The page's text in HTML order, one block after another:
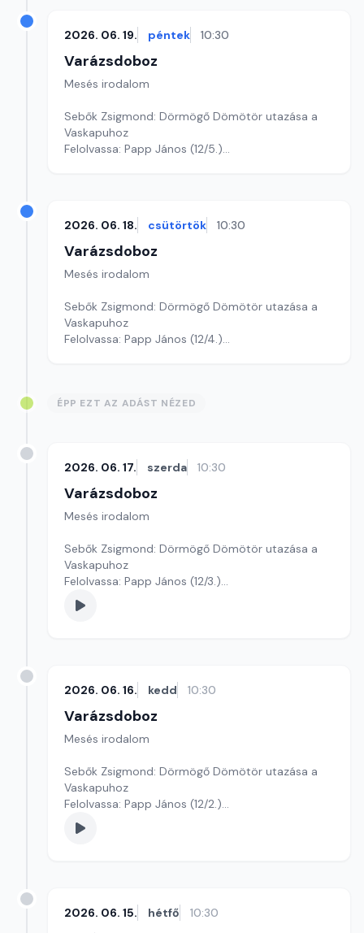
2026. 06. 19. péntek 10:30
Varázsdoboz
Mesés irodalom
Sebők Zsigmond: Dörmögő Dömötör utazása a
Vaskapuhoz
Felolvassa: Papp János (12/5.)
2026. 06. 18. csütörtök 10:30
Varázsdoboz
Mesés irodalom
Sebők Zsigmond: Dörmögő Dömötör utazása a
Vaskapuhoz
Felolvassa: Papp János (12/4.)
ÉPP EZT AZ ADÁST NÉZED
2026. 06. 17. szerda 10:30
Varázsdoboz
Mesés irodalom
Sebők Zsigmond: Dörmögő Dömötör utazása a
Vaskapuhoz
Felolvassa: Papp János (12/3.)
Szerkesztő: Varga Andrea
2026. 06. 16. kedd 10:30
Varázsdoboz
Mesés irodalom
Sebők Zsigmond: Dörmögő Dömötör utazása a
Vaskapuhoz
Felolvassa: Papp János (12/2.)
Szerkesztő: Varga Andrea
2026. 06. 15. hétfő 10:30